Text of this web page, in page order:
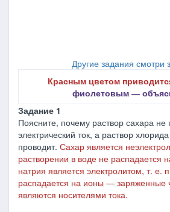
Другие задания смотри
Красным цветом
фиолетовым ―
Задание 1
Поясните, почему раствор сахара не
электрический ток, а раствор
проводит. Сахар является
растворении в воде не распадается
натрия является электролитом, т. е.
распадается на ионы ― заряженные
являются носителями тока.